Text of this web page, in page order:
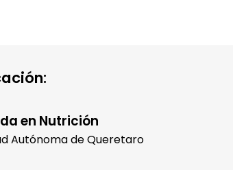
en Nutrición
Autónoma de Queretaro